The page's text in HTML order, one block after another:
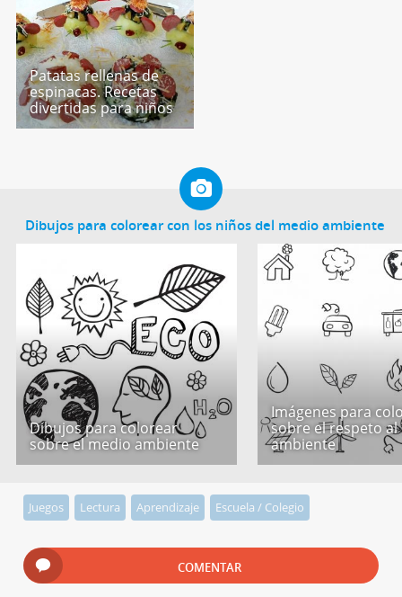
Patatas rellenas de
espinacas. Recetas
divertidas para niños
Dibujos para colorear con los niños del medio ambiente
Dibujos para colorear
sobre el medio ambiente
Imágenes para
sobre el respeto
ambiente
Juegos Lectura Aprendizaje Escuela / Colegio
COMENTAR